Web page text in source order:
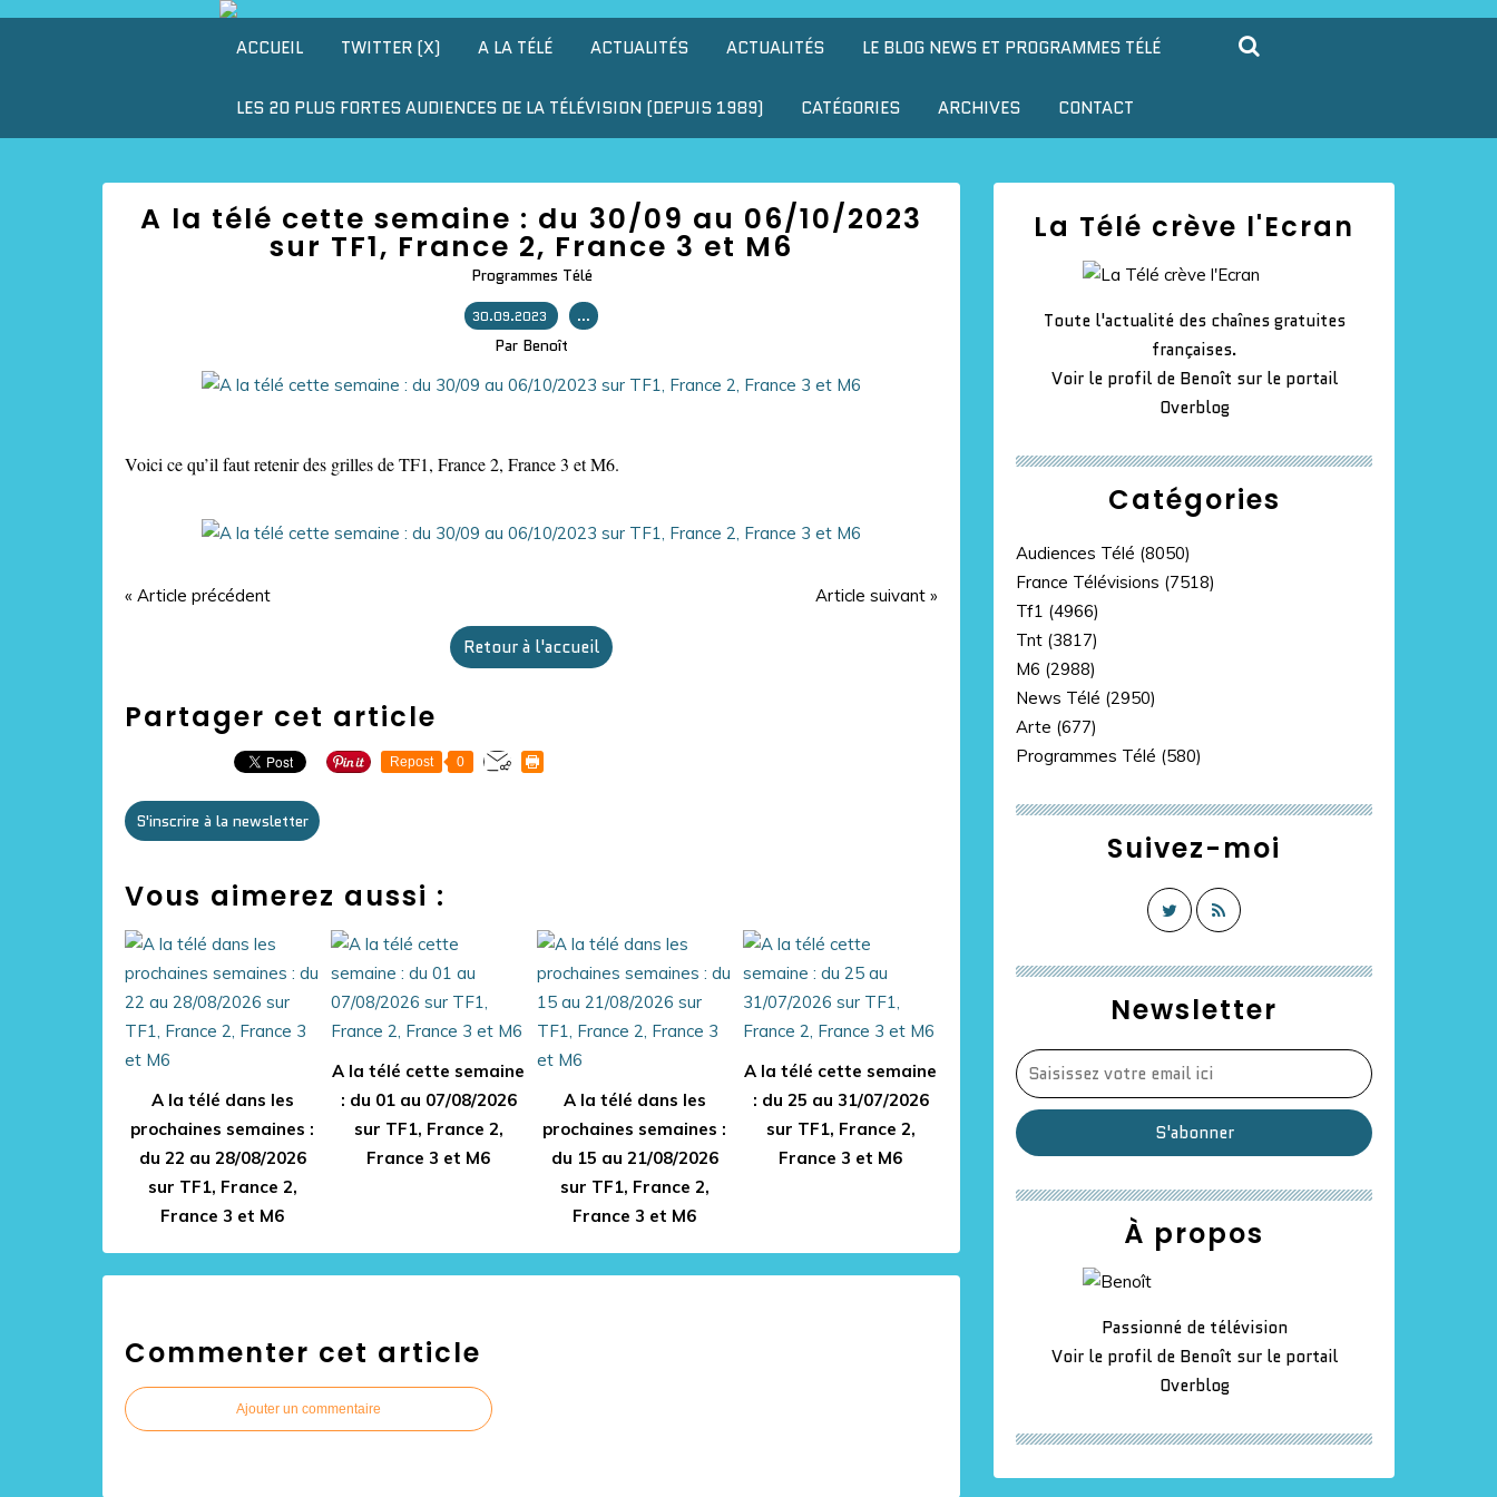
ACCUEIL TWITTER (X) A LA TÉLÉ ACTUALITÉS ACTUALITÉS LE BLOG NEWS ET PROGRAMMES TÉLÉ
LES 20 PLUS FORTES AUDIENCES DE LA TÉLÉVISION (DEPUIS 1989) CATÉGORIES ARCHIVES CONTACT
A la télé cette semaine : du 30/09 au 06/10/2023
sur TF1, France 2, France 3 et M6
Programmes Télé
30.09.2023 …
Par Benoît
Voici ce qu’il faut retenir des grilles de TF1, France 2, France 3 et M6.
« Article précédent Article suivant »
Retour à l'accueil
Partager cet article
Repost 0
S'inscrire à la newsletter
Vous aimerez aussi :
A la télé dans les
prochaines semaines :
du 22 au 28/08/2026
sur TF1, France 2,
France 3 et M6
A la télé cette semaine
: du 01 au 07/08/2026
sur TF1, France 2,
France 3 et M6
A la télé dans les
prochaines semaines :
du 15 au 21/08/2026
sur TF1, France 2,
France 3 et M6
A la télé cette semaine
: du 25 au 31/07/2026
sur TF1, France 2,
France 3 et M6
Commenter cet article
Ajouter un commentaire
Newsletter
Catégories
Audiences Télé (8050)
France Télévisions (7518)
Tf1 (4966)
Tnt (3817)
M6 (2988)
News Télé (2950)
Arte (677)
Programmes Télé (580)
La Télé crève l'Ecran
Toute l'actualité des chaînes gratuites
françaises.
Voir le profil de Benoît sur le portail
Overblog
Suivez-moi
À propos
Passionné de télévision
Voir le profil de Benoît sur le portail
Overblog